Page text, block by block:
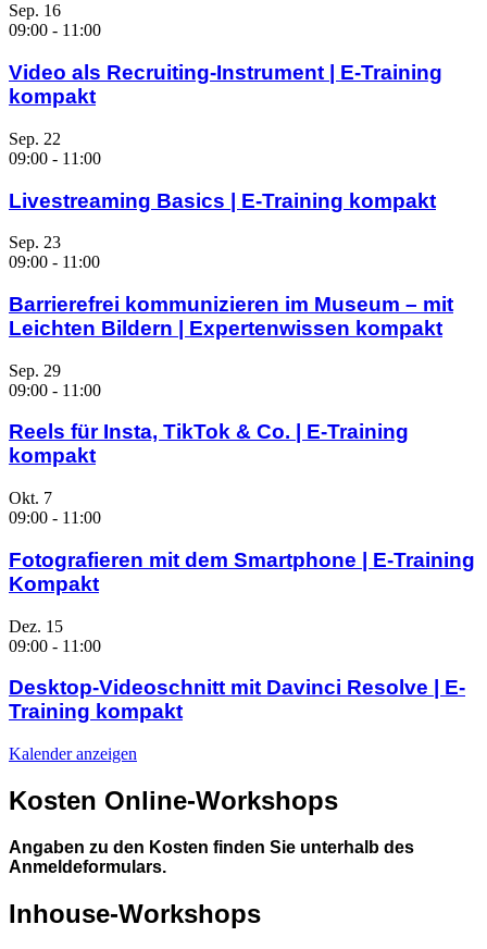
Sep. 16
09:00 - 11:00
Video als Recruiting-Instrument | E-Training
kompakt
Sep. 22
09:00 - 11:00
Livestreaming Basics | E-Training kompakt
Sep. 23
09:00 - 11:00
Barrierefrei kommunizieren im Museum – mit
Leichten Bildern | Expertenwissen kompakt
Sep. 29
09:00 - 11:00
Reels für Insta, TikTok & Co. | E-Training
kompakt
Okt. 7
09:00 - 11:00
Fotografieren mit dem Smartphone | E-Training
Kompakt
Dez. 15
09:00 - 11:00
Desktop-Videoschnitt mit Davinci Resolve | E-
Training kompakt
Kalender anzeigen
Kosten Online-Workshops
Angaben zu den Kosten finden Sie unterhalb des
Anmeldeformulars.
Inhouse-Workshops